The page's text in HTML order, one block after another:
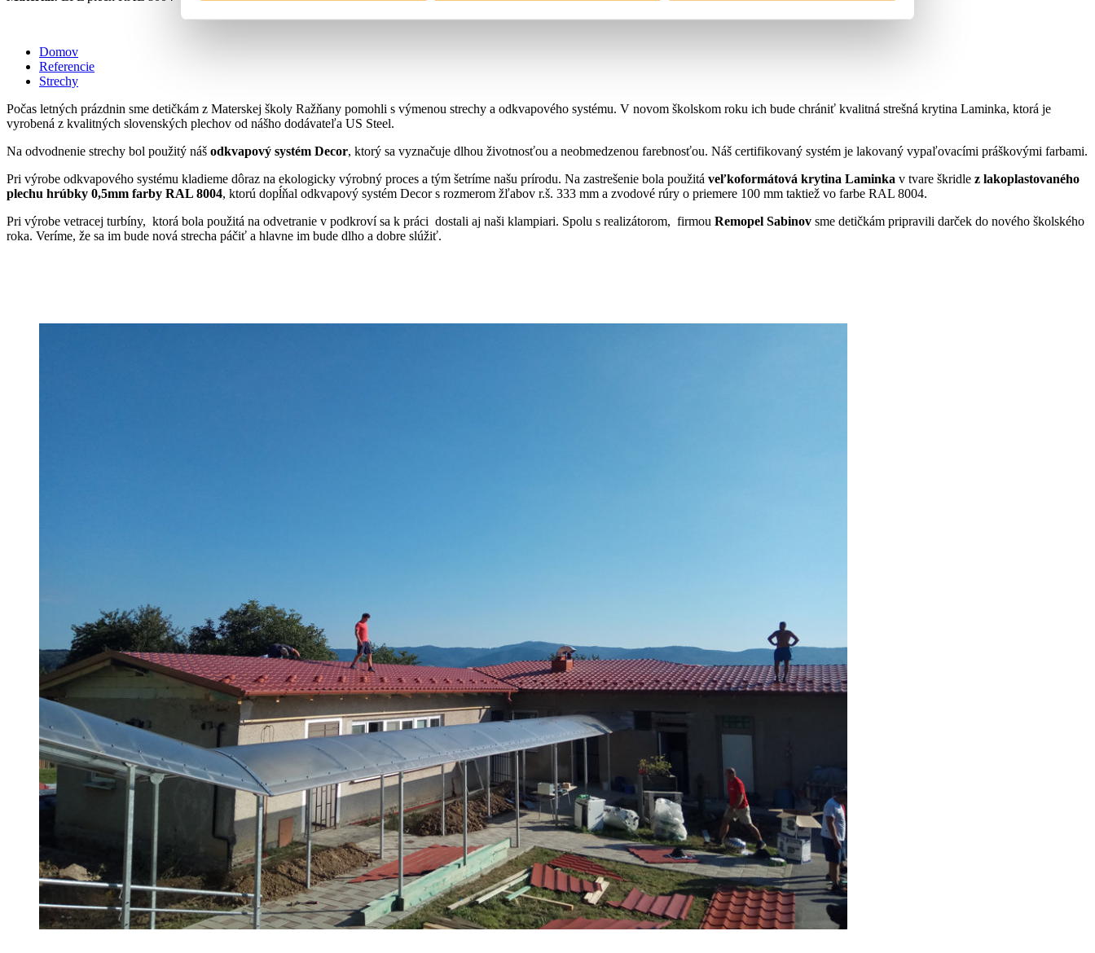
Domov
Referencie
Strechy
Počas letných prázdnin sme detičkám z Materskej školy Ražňany pomohli s výmenou strechy a odkvapového systému. V novom školskom roku ich bude chrániť kvalitná strešná krytina Laminka, ktorá je
vyrobená z kvalitných slovenských plechov od nášho dodávateľa US Steel.
Na odvodnenie strechy bol použitý náš odkvapový systém Decor, ktorý sa vyznačuje dlhou životnosťou a neobmedzenou farebnosťou. Náš certifikovaný systém je lakovaný vypaľovacími práškovými farbami.
Pri výrobe odkvapového systému kladieme dôraz na ekologicky výrobný proces a tým šetríme našu prírodu. Na zastrešenie bola použitá veľkoformátová krytina Laminka v tvare škridle z lakoplastovaného
plechu hrúbky 0,5mm farby RAL 8004, ktorú dopĺňal odkvapový systém Decor s rozmerom žľabov r.š. 333 mm a zvodové rúry o priemere 100 mm taktiež vo farbe RAL 8004.
Pri výrobe vetracej turbíny, ktorá bola použitá na odvetranie v podkroví sa k práci dostali aj naši klampiari. Spolu s realizátorom, firmou Remopel Sabinov sme detičkám pripravili darček do nového školského
roka. Veríme, že sa im bude nová strecha páčiť a hlavne im bude dlho a dobre slúžiť.